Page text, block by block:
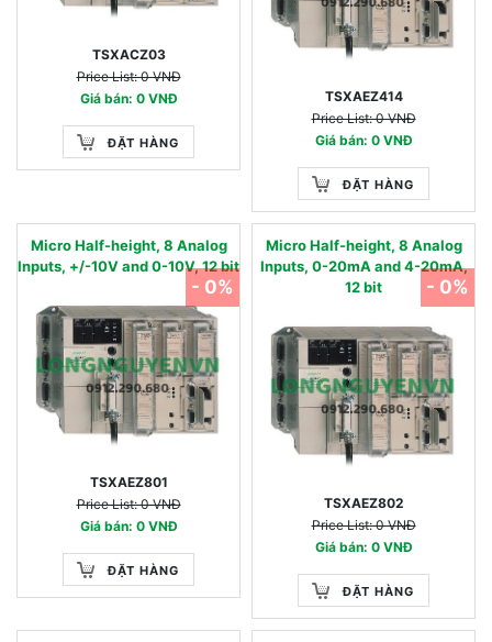
TSXACZ03
Price List: 0 VNĐ
Giá bán: 0 VNĐ
ĐẶT HÀNG
TSXAEZ414
Price List: 0 VNĐ
Giá bán: 0 VNĐ
ĐẶT HÀNG
Micro Half-height, 8 Analog
Inputs, +/-10V and 0-10V, 12 bit
TSXAEZ801
Price List: 0 VNĐ
Giá bán: 0 VNĐ
ĐẶT HÀNG
- 0%
Micro Half-height, 8 Analog
Inputs, 0-20mA and 4-20mA,
12 bit
TSXAEZ802
Price List: 0 VNĐ
Giá bán: 0 VNĐ
ĐẶT HÀNG
- 0%